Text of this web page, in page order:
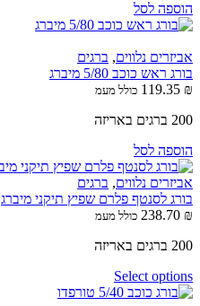
הוספה לסל
אביזרים נלווים, ברגים
בורג ראש כוכב 5/80 מיברג
119.35 ₪ כולל מעמ
200 ברגים באריזה
הוספה לסל
אביזרים נלווים, ברגים
בורג לסנטף פלרם שפיץ תיקני מיברג
238.70 ₪ כולל מעמ
200 ברגים באריזה
Select options